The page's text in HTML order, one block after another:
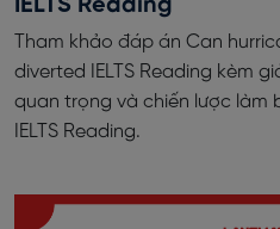
IELTS Reading
Tham khảo đáp án Can
diverted IELTS Reading kèm
quan trọng và chiến lược làm
IELTS Reading.